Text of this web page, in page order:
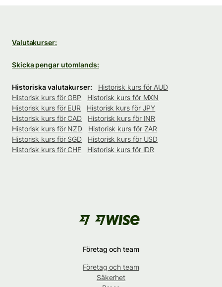
Valutakurser:
Skicka pengar utomlands:
Historiska valutakurser:
Historisk kurs för AUD
Historisk kurs för GBP
Historisk kurs för MXN
Historisk kurs för EUR
Historisk kurs för JPY
Historisk kurs för CAD
Historisk kurs för INR
Historisk kurs för NZD
Historisk kurs för ZAR
Historisk kurs för SGD
Historisk kurs för USD
Historisk kurs för CHF
Historisk kurs för IDR
Företag och team
Företag och team
Säkerhet